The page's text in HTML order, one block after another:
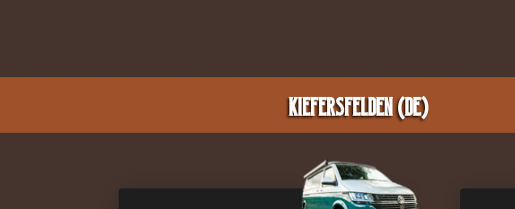
Kiefersfelden (DE)